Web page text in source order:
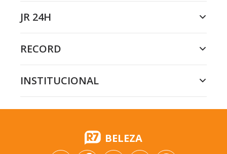
JR 24H
RECORD
INSTITUCIONAL
BELEZA